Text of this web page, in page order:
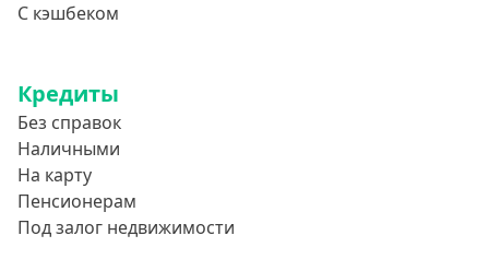
С кэшбеком
Кредиты
Без справок
Наличными
На карту
Пенсионерам
Под залог недвижимости